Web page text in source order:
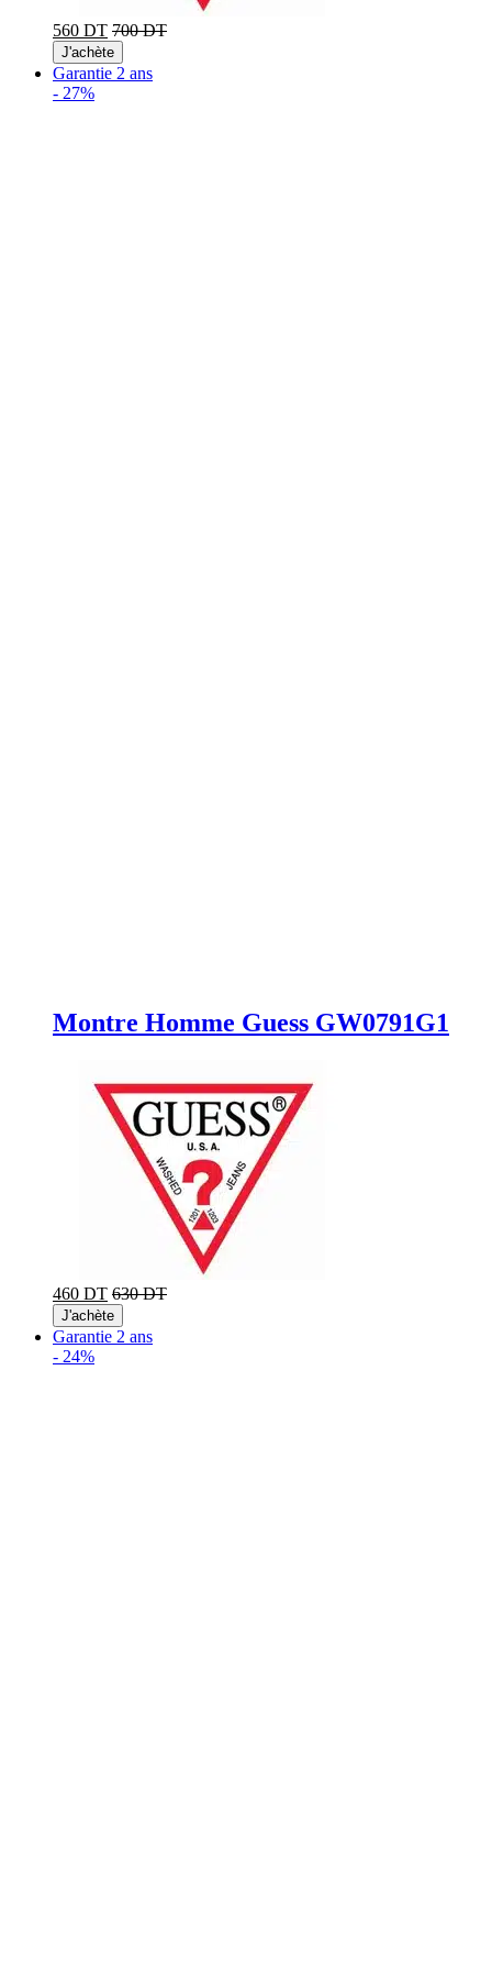
560 DT 700 DT
J'achète
Garantie 2 ans
- 27%
Montre Homme Guess GW0791G1
460 DT 630 DT
J'achète
Garantie 2 ans
- 24%